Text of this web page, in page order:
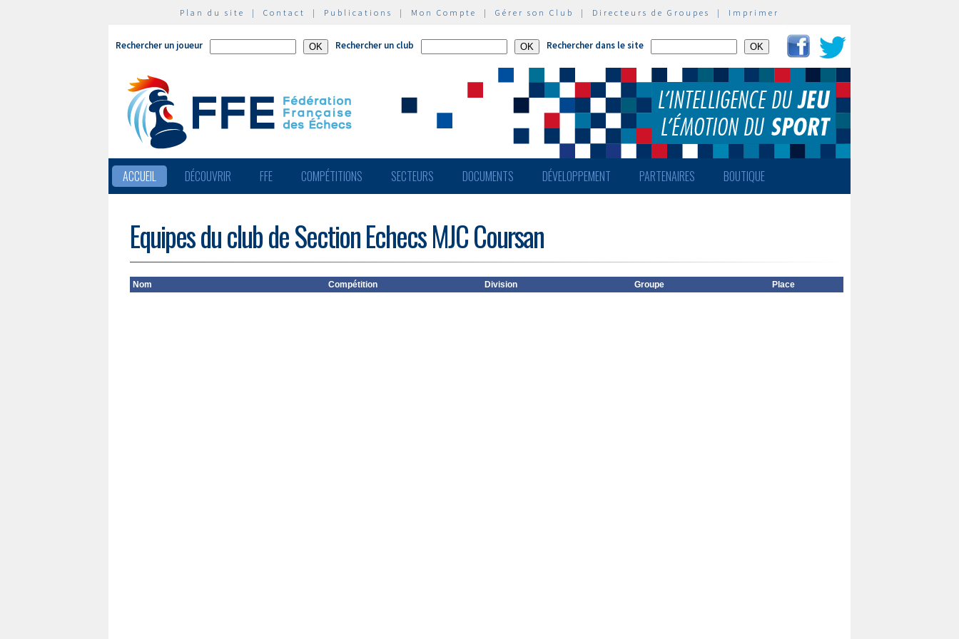
Plan du site | Contact | Publications | Mon Compte | Gérer son Club | Directeurs de Groupes | Imprimer
Rechercher un joueur Rechercher un club Rechercher dans le site
ACCUEIL DÉCOUVRIR FFE COMPÉTITIONS SECTEURS DOCUMENTS DÉVELOPPEMENT PARTENAIRES BOUTIQUE
Equipes du club de Section Echecs MJC Coursan
Nom Compétition Division Groupe Place